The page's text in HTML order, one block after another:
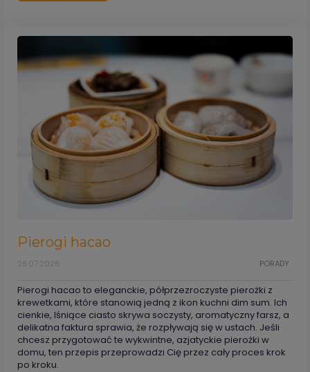
Pierogi hacao
PORADY
28.07.2026
Pierogi hacao to eleganckie, półprzezroczyste pierożki z
krewetkami, które stanowią jedną z ikon kuchni dim sum. Ich
cienkie, lśniące ciasto skrywa soczysty, aromatyczny farsz, a
delikatna faktura sprawia, że rozpływają się w ustach. Jeśli
chcesz przygotować te wykwintne, azjatyckie pierożki w
domu, ten przepis przeprowadzi Cię przez cały proces krok
po kroku.